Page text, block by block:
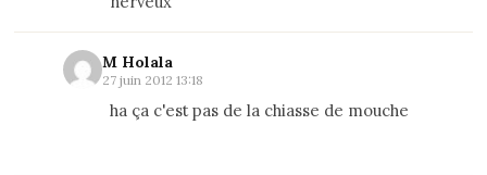
M Holala
27 juin 2012 13:18
ha ça c'est pas de la chiasse de mouche